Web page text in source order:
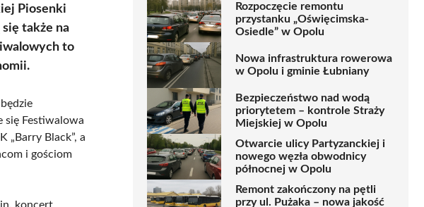
Piosenki
także na
to
się Festiwalowa
„Barry Black”, a
i gościom
koncert
Rozpoczęcie remontu
przystanku „Oświęcimska-
Osiedle” w Opolu
Nowa infrastruktura rowerowa
w Opolu i gminie Łubniany
Bezpieczeństwo nad wodą
priorytetem – kontrole Straży
Miejskiej w Opolu
Otwarcie ulicy Partyzanckiej i
nowego węzła obwodnicy
północnej w Opolu
Remont zakończony na pętli
przy ul. Pużaka – nowa jakość